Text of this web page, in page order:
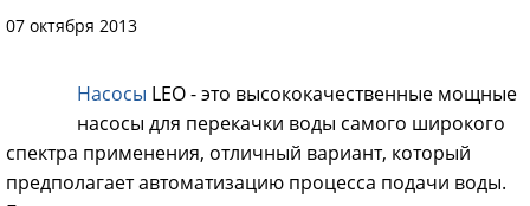
07 октября 2013
Насосы LEO - это высококачественные мощные
насосы для перекачки воды самого широкого
спектра применения, отличный вариант, который
предполагает автоматизацию процесса подачи воды.